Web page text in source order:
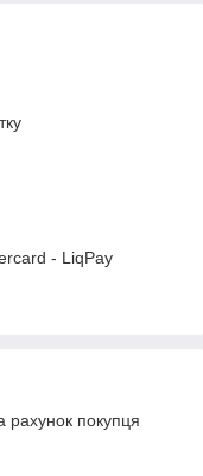
- LiqPay
рахунок покупця